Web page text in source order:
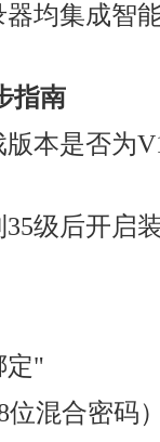
均集成智
指南
本是否为
级后开启
定"
位混合密码